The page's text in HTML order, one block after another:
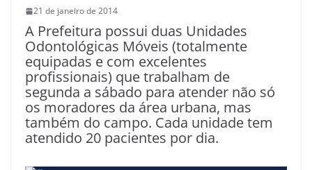
21 de janeiro de 2014
A Prefeitura possui duas Unidades
Odontológicas Móveis (totalmente
equipadas e com excelentes
profissionais) que trabalham de
segunda a sábado para atender não só
os moradores da área urbana, mas
também do campo. Cada unidade tem
atendido 20 pacientes por dia.